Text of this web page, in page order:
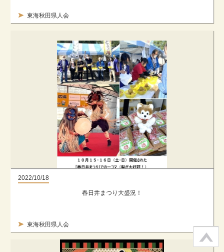
東海秋田県人会
2022/10/18
東海秋田県人会
春日井まつり大盛況！